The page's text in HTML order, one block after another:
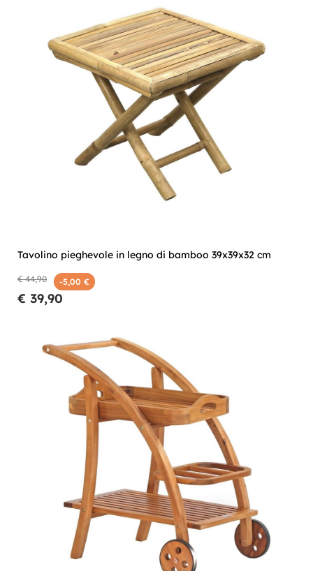
Tavolino pieghevole in legno di bamboo 39x39x32 cm
€ 44,90 -5,00 €
€ 39,90